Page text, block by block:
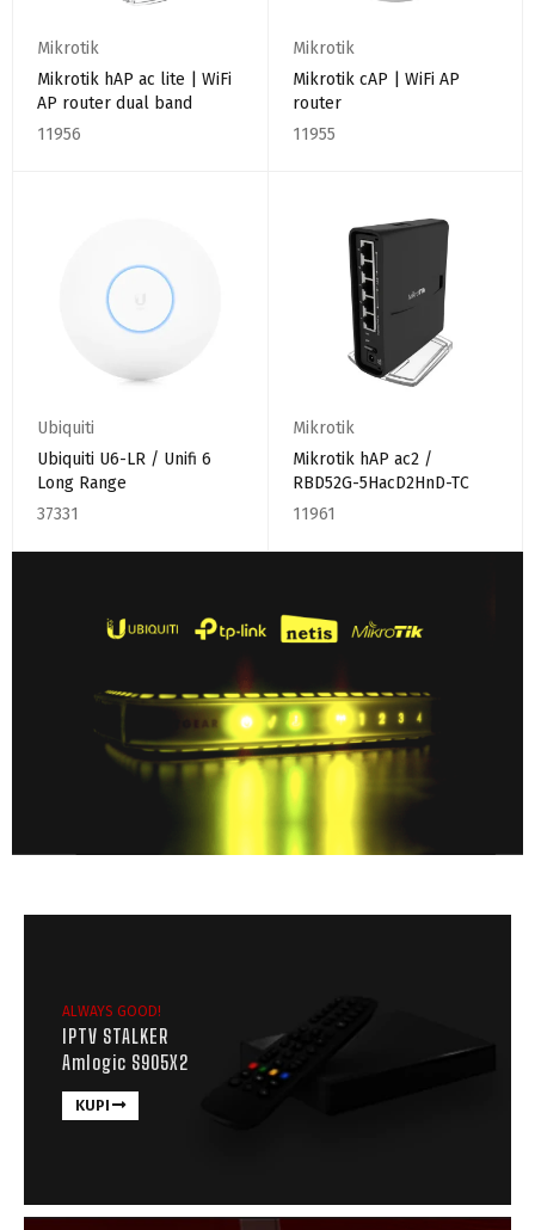
Mikrotik
Mikrotik hAP ac lite | WiFi
AP router dual band
11956
Mikrotik
Mikrotik cAP | WiFi AP
router
11955
Ubiquiti
Ubiquiti U6-LR / Unifi 6
Long Range
37331
Mikrotik
Mikrotik hAP ac2 /
RBD52G-5HacD2HnD-TC
11961
ALWAYS GOOD!
IPTV STALKER
Amlogic S905X2
KUPI